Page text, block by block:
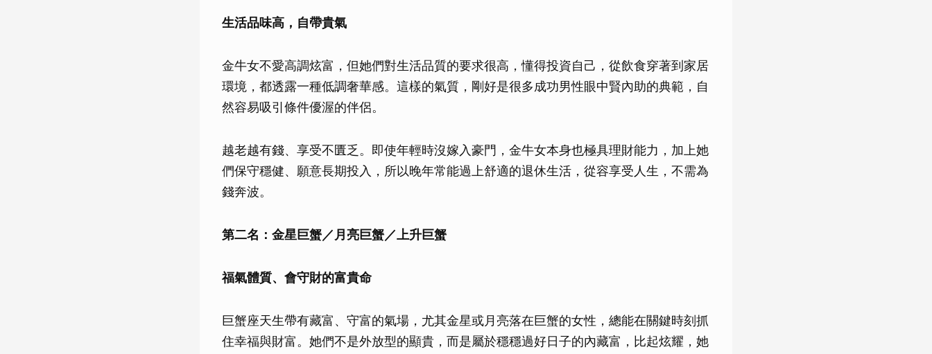
生活品味高，自帶貴氣
金牛女不愛高調炫富，但她們對生活品質的要求很高，懂得投資自己，從飲食穿著到家居
環境，都透露一種低調奢華感。這樣的氣質，剛好是很多成功男性眼中賢內助的典範，自
然容易吸引條件優渥的伴侶。
越老越有錢、享受不匱乏。即使年輕時沒嫁入豪門，金牛女本身也極具理財能力，加上她
們保守穩健、願意長期投入，所以晚年常能過上舒適的退休生活，從容享受人生，不需為
錢奔波。
第二名：金星巨蟹／月亮巨蟹／上升巨蟹
福氣體質、會守財的富貴命
巨蟹座天生帶有藏富、守富的氣場，尤其金星或月亮落在巨蟹的女性，總能在關鍵時刻抓
住幸福與財富。她們不是外放型的顯貴，而是屬於穩穩過好日子的內藏富，比起炫耀，她